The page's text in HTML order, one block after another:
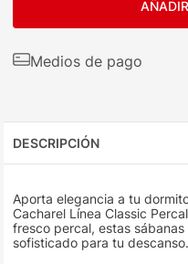
Medios de pago
DESCRIPCIÓN
Aporta elegancia a tu
Cacharel Línea Classic
fresco percal, estas
sofisticado para tu descanso.